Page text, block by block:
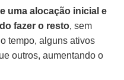
uma alocação inicial e
fazer o resto, sem
tempo, alguns ativos
outros, aumentando o